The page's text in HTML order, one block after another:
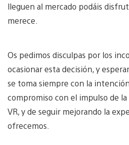
lleguen al mercado podáis
merece.
Os pedimos disculpas por los
ocasionar esta decisión, y
se toma siempre con la
compromiso con el impulso de la
VR, y de seguir mejorando la
ofrecemos.